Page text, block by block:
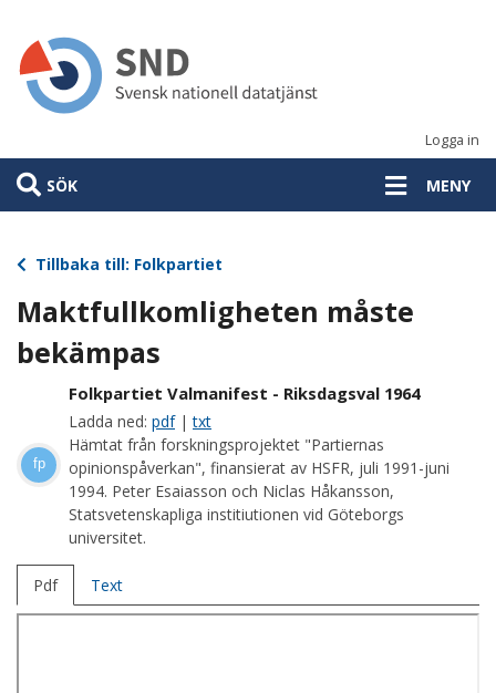
huvudinnehåll
Logga in
SÖK MENY
Tillbaka till: Folkpartiet
Maktfullkomligheten måste
bekämpas
fp
Folkpartiet Valmanifest - Riksdagsval 1964
Ladda ned: pdf|txt
Hämtat från forskningsprojektet "Partiernas
opinionspåverkan", finansierat av HSFR, juli 1991-juni
1994. Peter Esaiasson och Niclas Håkansson,
Statsvetenskapliga institiutionen vid Göteborgs
universitet.
Pdf Text